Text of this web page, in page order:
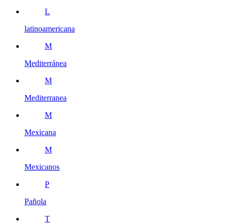
L
latinoamericana
M
Mediterránea
M
Mediterranea
M
Mexicana
M
Mexicanos
P
Pañola
T